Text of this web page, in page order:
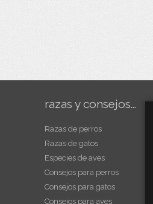
razas y consejos...
Razas de perros
Razas de gatos
Especies de aves
Consejos para perros
Consejos para gatos
Consejos para aves